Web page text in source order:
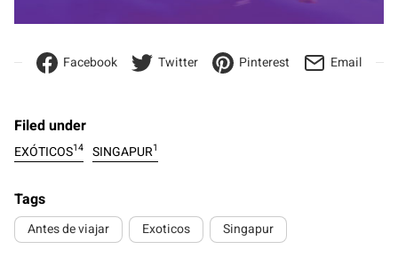
Facebook Twitter Pinterest Email
Filed under
EXÓTICOS14 SINGAPUR1
Tags
Antes de viajar Exoticos Singapur